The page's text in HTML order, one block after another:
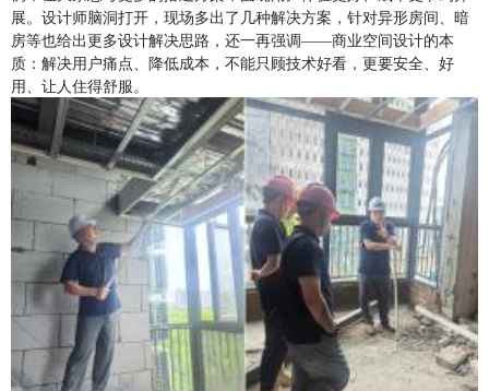
展 。 设计师脑洞打开，现场多出了几种解决方案，针对异形房间、暗
房等也给出更多设计解决思路 ，还一再强调——商业空间设计的本
质：解决用户痛点、降低成本， 不能只顾技术好看，更要安全、好
用、让人住得舒服。